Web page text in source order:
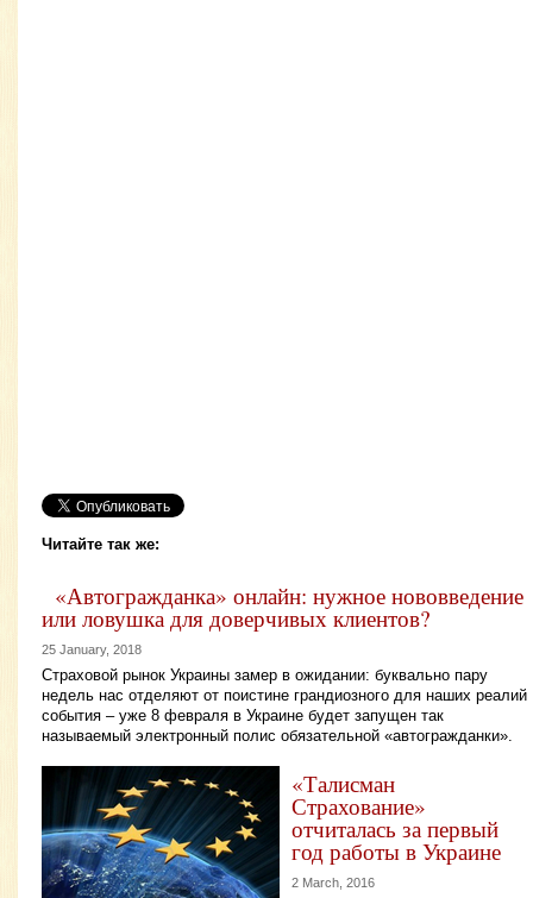
Читайте так же:
«Автогражданка» онлайн: нужное нововведение
или ловушка для доверчивых клиентов?
25 January, 2018
Страховой рынок Украины замер в ожидании: буквально пару
недель нас отделяют от поистине грандиозного для наших реалий
события – уже 8 февраля в Украине будет запущен так
называемый электронный полис обязательной «автогражданки».
«Талисман
Страхование»
отчиталась за первый
год работы в Украине
2 March, 2016